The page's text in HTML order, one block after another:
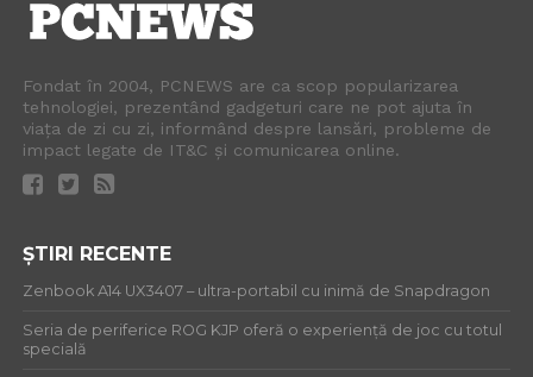
Fondat în 2004, PCNEWS are ca scop popularizarea
tehnologiei, prezentând gadgeturi care ne pot ajuta în
viața de zi cu zi, informând despre lansări, probleme de
impact legate de IT&C și comunicarea online.
ȘTIRI RECENTE
Zenbook A14 UX3407 – ultra-portabil cu inimă de Snapdragon
Seria de periferice ROG KJP oferă o experiență de joc cu totul
specială